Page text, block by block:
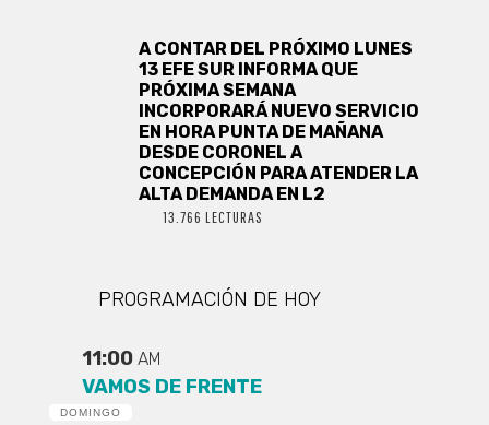
A CONTAR DEL PRÓXIMO LUNES
13 EFE SUR INFORMA QUE
PRÓXIMA SEMANA
INCORPORARÁ NUEVO SERVICIO
EN HORA PUNTA DE MAÑANA
DESDE CORONEL A
CONCEPCIÓN PARA ATENDER LA
ALTA DEMANDA EN L2
13.766 LECTURAS
PROGRAMACIÓN DE HOY
11:00 AM
VAMOS DE FRENTE
DOMINGO